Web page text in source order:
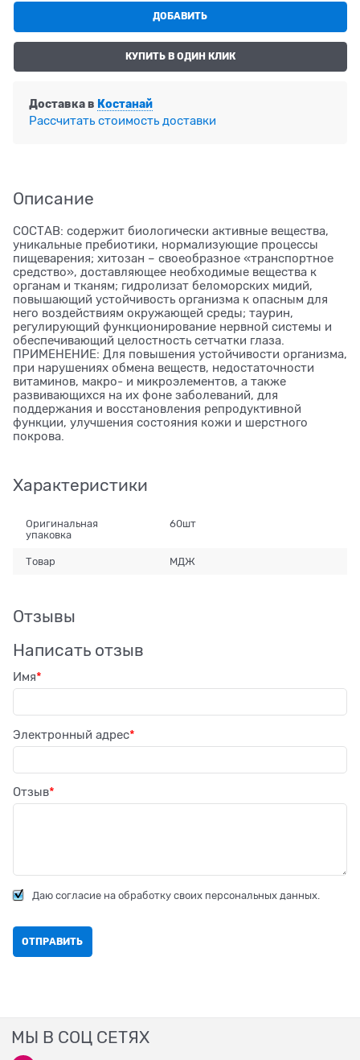
ДОБАВИТЬ
КУПИТЬ В ОДИН КЛИК
Доставка в Костанай
Рассчитать стоимость доставки
Описание
СОСТАВ: содержит биологически активные вещества,
уникальные пребиотики, нормализующие процессы
пищеварения; хитозан – своеобразное «транспортное
средство», доставляющее необходимые вещества к
органам и тканям; гидролизат беломорских мидий,
повышающий устойчивость организма к опасным для
него воздействиям окружающей среды; таурин,
регулирующий функционирование нервной системы и
обеспечивающий целостность сетчатки глаза.
ПРИМЕНЕНИЕ: Для повышения устойчивости организма,
при нарушениях обмена веществ, недостаточности
витаминов, макро- и микроэлементов, а также
развивающихся на их фоне заболеваний, для
поддержания и восстановления репродуктивной
функции, улучшения состояния кожи и шерстного
покрова.
Характеристики
Оригинальная
упаковка
60шт
Товар МДЖ
Отзывы
Написать отзыв
Имя
Электронный адрес
Отзыв
Даю согласие на обработку своих персональных данных.
МЫ В СОЦ СЕТЯХ